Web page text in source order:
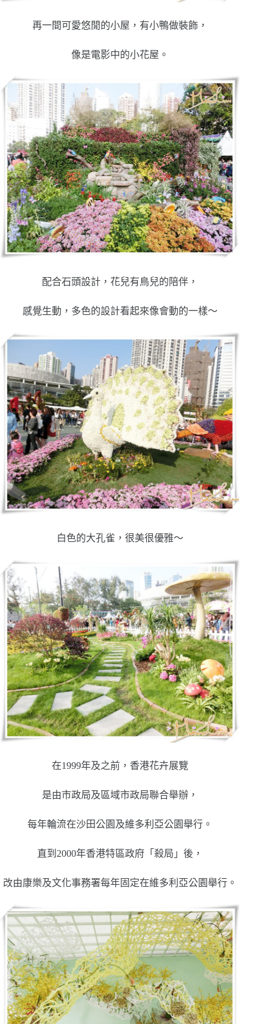
再一間可愛悠閒的小屋，有小鴨做裝飾，
像是電影中的小花屋。
配合石頭設計，花兒有鳥兒的陪伴，
感覺生動，多色的設計看起來像會動的一樣～
白色的大孔雀，很美很優雅～
在1999年及之前，香港花卉展覽
是由市政局及區域市政局聯合舉辦，
每年輪流在沙田公園及維多利亞公園舉行。
直到2000年香港特區政府「殺局」後，
改由康樂及文化事務署每年固定在維多利亞公園舉行。